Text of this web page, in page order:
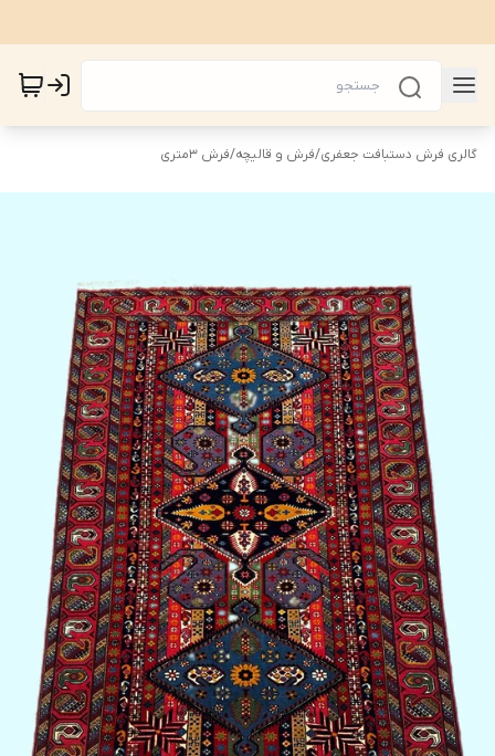
گالری فرش دستبافت جعفری/فرش و قالیچه/فرش 3متری